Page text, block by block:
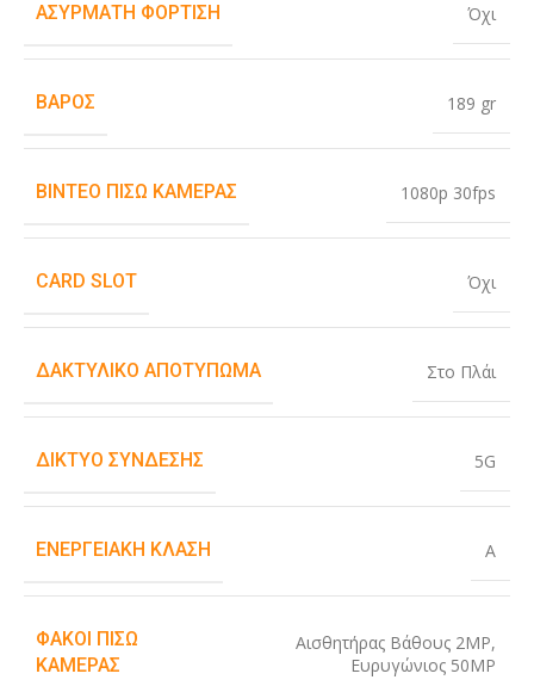
ΑΣΎΡΜΑΤΗ ΦΌΡΤΙΣΗ Όχι
ΒΆΡΟΣ 189 gr
ΒΊΝΤΕΟ ΠΊΣΩ ΚΆΜΕΡΑΣ 1080p 30fps
CARD SLOT Όχι
ΔΑΚΤΥΛΙΚΌ ΑΠΟΤΎΠΩΜΑ Στο Πλάι
ΔΊΚΤΥΟ ΣΎΝΔΕΣΗΣ 5G
ΕΝΕΡΓΕΙΑΚΉ ΚΛΆΣΗ A
ΦΑΚΟΊ ΠΊΣΩ
ΚΆΜΕΡΑΣ
Αισθητήρας Βάθους 2MP,
Ευρυγώνιος 50MP